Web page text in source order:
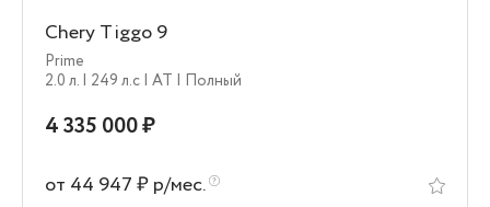
Chery Tiggo 9
Prime
2.0 л. | 249 л.c | AT | Полный
4 335 000 ₽
от 44 947 ₽ р/мес.